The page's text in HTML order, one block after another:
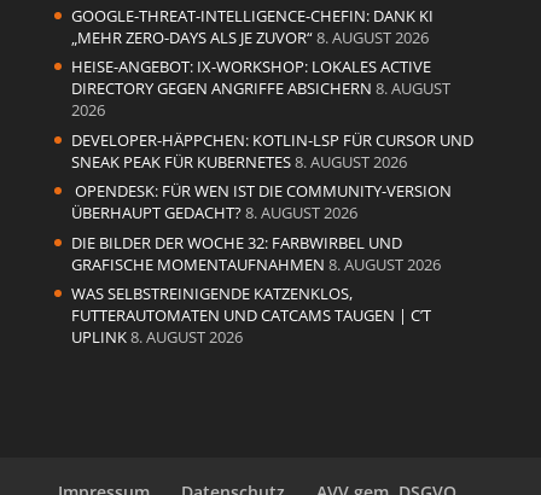
GOOGLE-THREAT-INTELLIGENCE-CHEFIN: DANK KI
„MEHR ZERO-DAYS ALS JE ZUVOR“8. AUGUST 2026
HEISE-ANGEBOT: IX-WORKSHOP: LOKALES ACTIVE
DIRECTORY GEGEN ANGRIFFE ABSICHERN 8. AUGUST
2026
DEVELOPER-HÄPPCHEN: KOTLIN-LSP FÜR CURSOR UND
SNEAK PEAK FÜR KUBERNETES8. AUGUST 2026
OPENDESK: FÜR WEN IST DIE COMMUNITY-VERSION
ÜBERHAUPT GEDACHT?8. AUGUST 2026
DIE BILDER DER WOCHE 32: FARBWIRBEL UND
GRAFISCHE MOMENTAUFNAHMEN 8. AUGUST 2026
WAS SELBSTREINIGENDE KATZENKLOS,
FUTTERAUTOMATEN UND CATCAMS TAUGEN | C’T
UPLINK8. AUGUST 2026